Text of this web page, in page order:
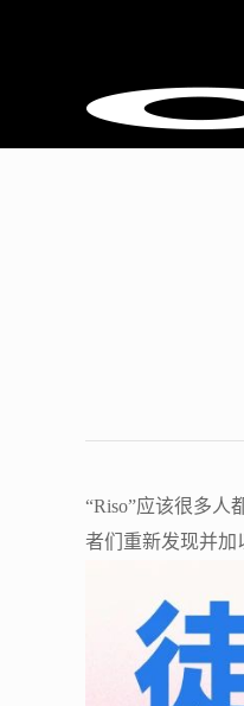
“Riso”应该很多
者们重新发现并加